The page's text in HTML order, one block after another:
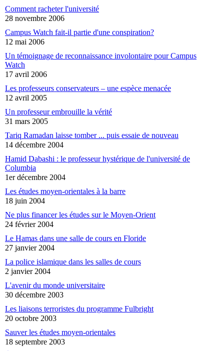
Comment racheter l'université
28 novembre 2006
Campus Watch fait-il partie d'une conspiration?
12 mai 2006
Un témoignage de reconnaissance involontaire pour Campus
Watch
17 avril 2006
Les professeurs conservateurs – une espèce menacée
12 avril 2005
Un professeur embrouille la vérité
31 mars 2005
Tariq Ramadan laisse tomber ... puis essaie de nouveau
14 décembre 2004
Hamid Dabashi : le professeur hystérique de l'université de
Columbia
1er décembre 2004
Les études moyen-orientales à la barre
18 juin 2004
Ne plus financer les études sur le Moyen-Orient
24 février 2004
Le Hamas dans une salle de cours en Floride
27 janvier 2004
La police islamique dans les salles de cours
2 janvier 2004
L'avenir du monde universitaire
30 décembre 2003
Les liaisons terroristes du programme Fulbright
20 octobre 2003
Sauver les études moyen-orientales
18 septembre 2003